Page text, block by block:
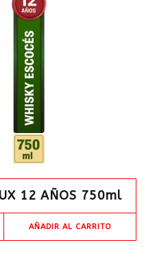
12 AÑOS 750ml
AÑADIR AL CARRITO